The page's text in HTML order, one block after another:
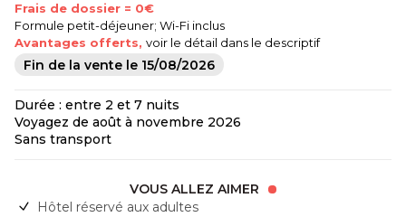
Frais de dossier = 0€
Formule petit-déjeuner; Wi-Fi inclus
Avantages offerts, voir le détail dans le descriptif
Fin de la vente le 15/08/2026
Durée : entre 2 et 7 nuits
Voyagez de août à novembre 2026
Sans transport
VOUS ALLEZ AIMER
Hôtel réservé aux adultes